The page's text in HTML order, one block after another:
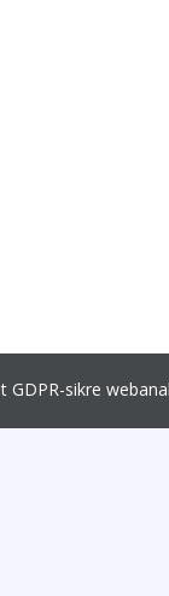
GDPR-sikre